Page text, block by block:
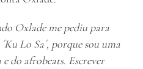
Oxlade me pediu para
Lo Sa´, porque sou uma
do afrobeats. Escrever